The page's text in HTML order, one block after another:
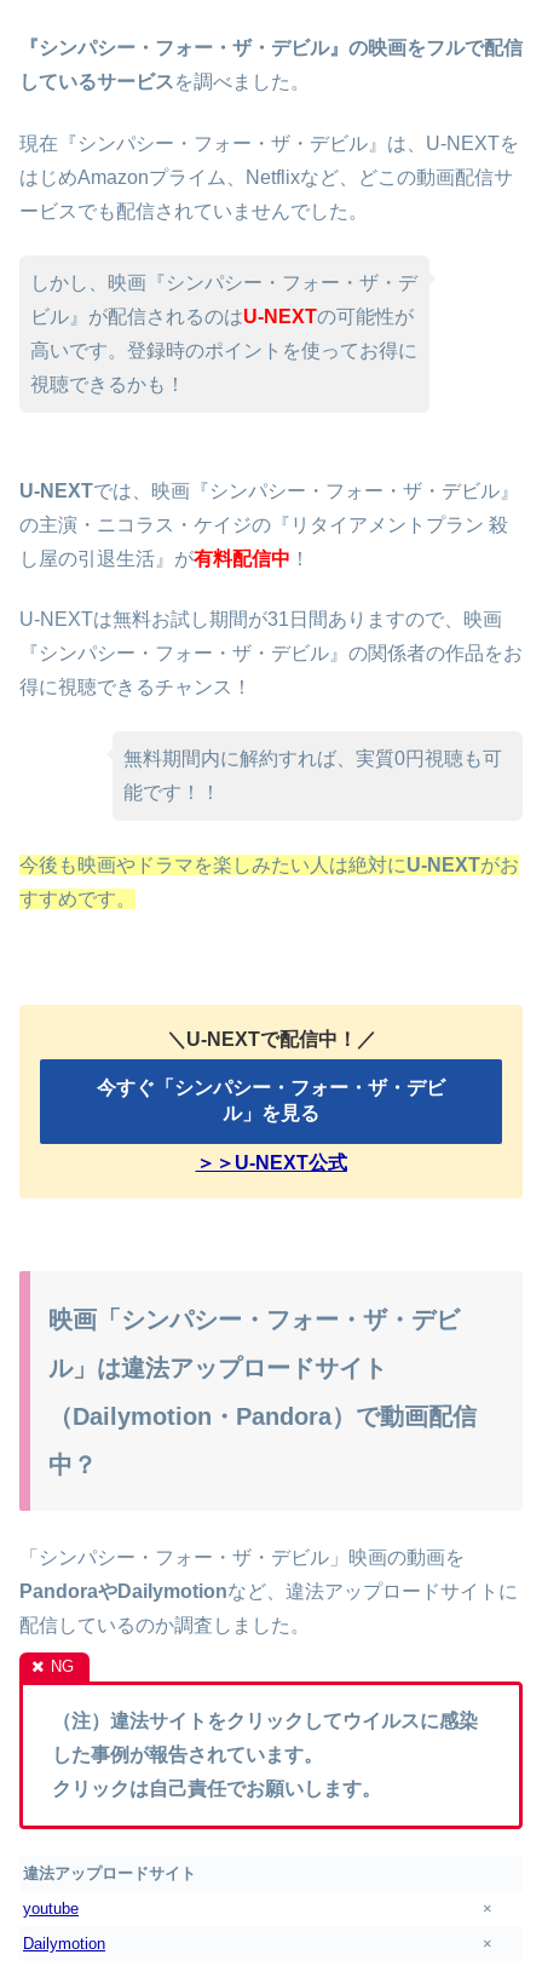
『シンパシー・フォー・ザ・デビル』の映画をフルで配信
しているサービスを調べました。
現在『シンパシー・フォー・ザ・デビル』は、U-NEXTを
はじめAmazonプライム、Netflixなど、どこの動画配信サ
ービスでも配信されていませんでした。
しかし、映画『シンパシー・フォー・ザ・デ
ビル』が配信されるのはU-NEXTの可能性が
高いです。登録時のポイントを使ってお得に
視聴できるかも！
U-NEXTでは、映画『シンパシー・フォー・ザ・デビル』
の主演・ニコラス・ケイジの『リタイアメントプラン 殺
し屋の引退生活』が有料配信中 ！
U-NEXTは無料お試し期間が31日間ありますので、映画
『シンパシー・フォー・ザ・デビル』の関係者の作品をお
得に視聴できるチャンス！
無料期間内に解約すれば、実質0円視聴も可
能です！！
今後も映画やドラマを楽しみたい人は絶対にU-NEXTがお
すすめです。
＼U-NEXTで配信中！／
今すぐ「シンパシー・フォー・ザ・デビ
ル」を見る
＞＞U-NEXT公式
映画「シンパシー・フォー・ザ・デビ
ル」は違法アップロードサイト
（Dailymotion・Pandora）で動画配信
中？
「シンパシー・フォー・ザ・デビル」映画の動画を
PandoraやDailymotionなど、違法アップロードサイトに
配信しているのか調査しました。
（注）違法サイトをクリックしてウイルスに感染
した事例が報告されています。
クリックは自己責任でお願いします。
違法アップロードサイト
youtube
×
Dailymotion
×